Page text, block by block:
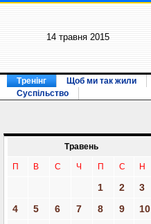
14 травня 2015
Тренінг Щоб ми так жили
Суспільство
Травень
П В С Ч П С Н
1 2
3
4
5 6 7 8 9
10